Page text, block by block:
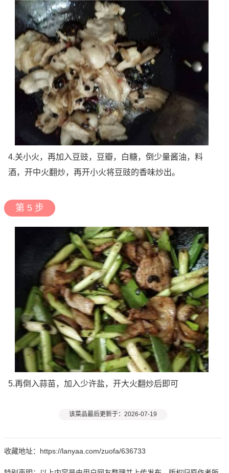
4.关小火，再加入豆豉，豆瓣，白糖，倒少量酱油，料
酒，开中火翻炒，再开小火将豆豉的香味炒出。
第 5 步
5.再倒入蒜苗，加入少许盐，开大火翻炒后即可
该菜品最后更新于：2026-07-19
收藏地址：https://lanyaa.com/zuofa/636733